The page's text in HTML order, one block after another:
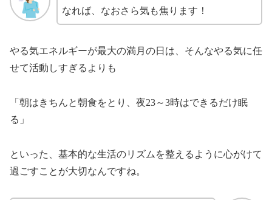
なれば、なおさら気も焦ります！
やる気エネルギーが最大の満月の日は、そんなやる気に任
せて活動しすぎるよりも
「朝はきちんと朝食をとり、夜23～3時はできるだけ眠
る」
といった、基本的な生活のリズムを整えるように心がけて
過ごすことが大切なんですね。